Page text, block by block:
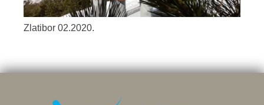
Zlatibor 02.2020.